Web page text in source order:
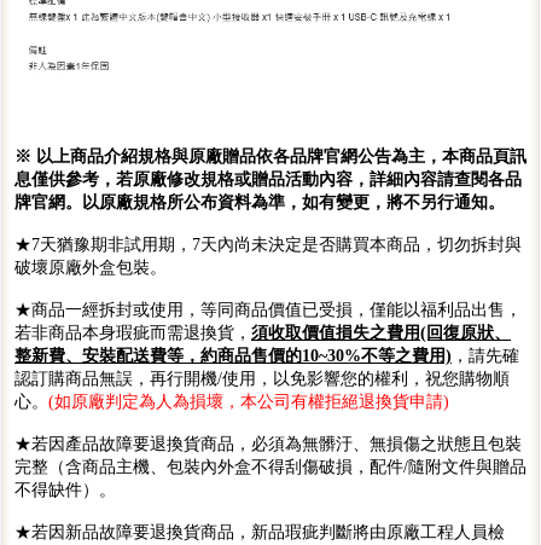
※ 以上商品介紹規格與原廠贈品依各品牌官網公告為主，本商品頁訊
息僅供參考，若原廠修改規格或贈品活動內容，詳細內容請查閱各品
牌官網。以原廠規格所公布資料為準，如有變更，將不另行通知。
★7天猶豫期非試用期，7天內尚未決定是否購買本商品，切勿拆封與
破壞原廠外盒包裝。
★商品一經拆封或使用，等同商品價值已受損，僅能以福利品出售，
若非商品本身瑕疵而需退換貨， 須收取價值損失之費用(回復原狀、
整新費、安裝配送費等，約商品售價的10~30%不等之費用) ，請先確
認訂購商品無誤，再行開機/使用，以免影響您的權利，祝您購物順
心。 (如原廠判定為人為損壞，本公司有權拒絕退換貨申請)
★若因產品故障要退換貨商品，必須為無髒汙、無損傷之狀態且包裝
完整（含商品主機、包裝內外盒不得刮傷破損，配件/隨附文件與贈品
不得缺件）。
★若因新品故障要退換貨商品，新品瑕疵判斷將由原廠工程人員檢